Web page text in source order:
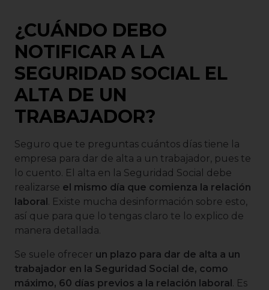
¿CUÁNDO DEBO
NOTIFICAR A LA
SEGURIDAD SOCIAL EL
ALTA DE UN
TRABAJADOR?
Seguro que te preguntas cuántos días tiene la
empresa para dar de alta a un trabajador, pues te
lo cuento. El alta en la Seguridad Social debe
realizarse el mismo día que comienza la relación
laboral. Existe mucha desinformación sobre esto,
así que para que lo tengas claro te lo explico de
manera detallada.
Se suele ofrecer un plazo para dar de alta a un
trabajador en la Seguridad Social de, como
máximo, 60 días previos a la relación laboral. Es